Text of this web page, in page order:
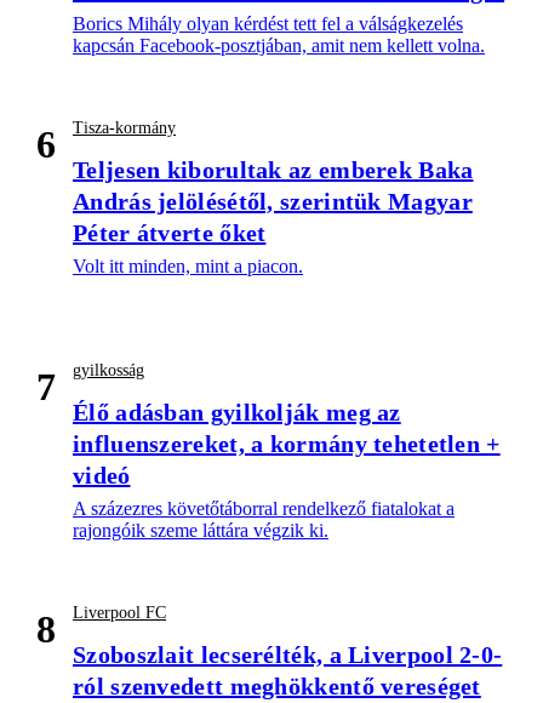
Borics Mihály olyan kérdést tett fel a válságkezelés
kapcsán Facebook-posztjában, amit nem kellett volna.
6 Tisza-kormány
Teljesen kiborultak az emberek Baka
András jelölésétől, szerintük Magyar
Péter átverte őket
Volt itt minden, mint a piacon.
7 gyilkosság
Élő adásban gyilkolják meg az
influenszereket, a kormány tehetetlen +
videó
A százezres követőtáborral rendelkező fiatalokat a
rajongóik szeme láttára végzik ki.
8 Liverpool FC
Szoboszlait lecserélték, a Liverpool 2-0-
ról szenvedett meghökkentő vereséget